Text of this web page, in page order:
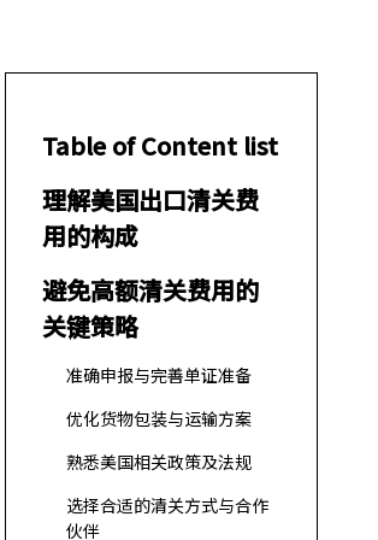
Table of Content list
理解美国出口清关费
用的构成
避免高额清关费用的
关键策略
准确申报与完善单证准备
优化货物包装与运输方案
熟悉美国相关政策及法规
选择合适的清关方式与合作
伙伴